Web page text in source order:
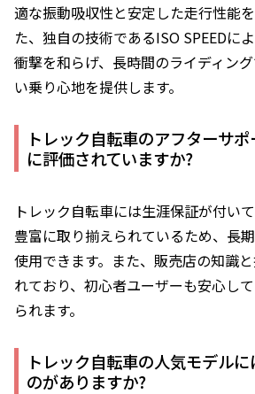
適な振動吸収性と安定した走行性能
た、独自の技術であるISO SPEEDに
衝撃を和らげ、長時間のライディン
い乗り心地を提供します。
トレック自転車のアフターサ
に評価されていますか?
トレック自転車には生涯保証が付い
豊富に取り揃えられているため、長
使用できます。また、販売店の知識
れており、初心者ユーザーも安心し
られます。
トレック自転車の人気モデル
のがありますか?